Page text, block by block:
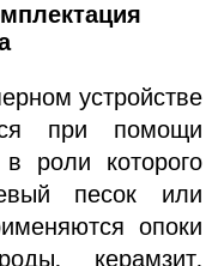
устройстве
при помощи
роли которого
песок или
опоки
керамзит,